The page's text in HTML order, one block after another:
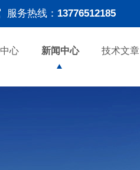
服务热线： 13776512185
心 新闻中心 技术文章